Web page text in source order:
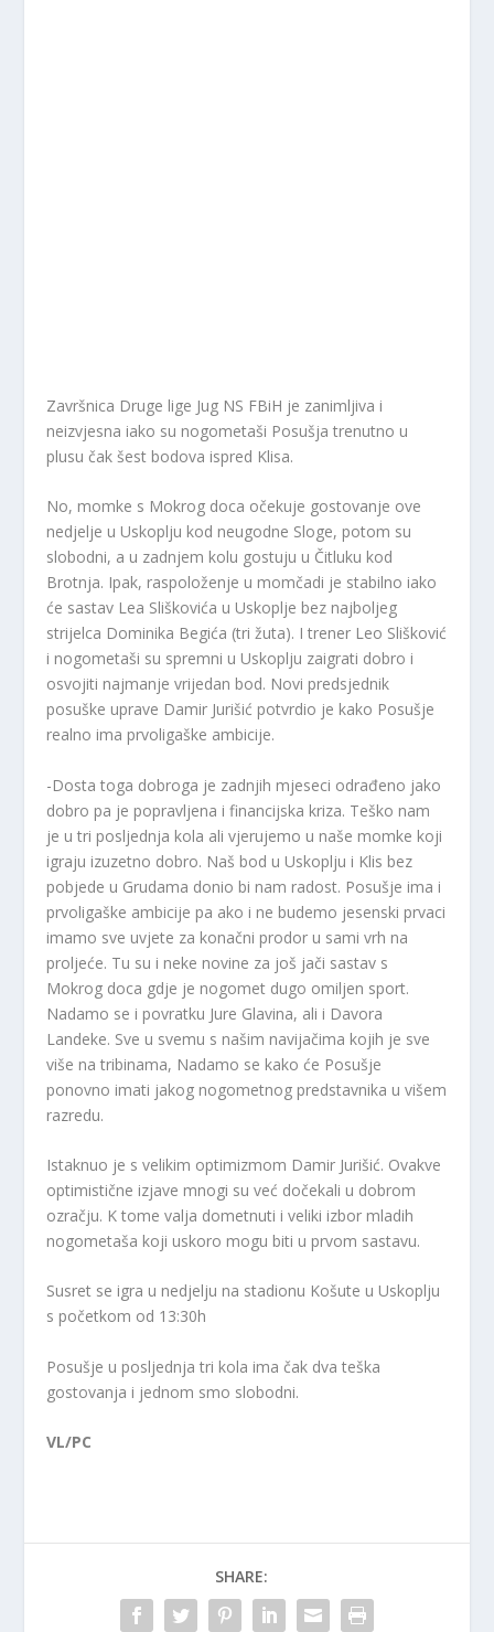
Završnica Druge lige Jug NS FBiH je zanimljiva i
neizvjesna iako su nogometaši Posušja trenutno u
plusu čak šest bodova ispred Klisa.
No, momke s Mokrog doca očekuje gostovanje ove
nedjelje u Uskoplju kod neugodne Sloge, potom su
slobodni, a u zadnjem kolu gostuju u Čitluku kod
Brotnja. Ipak, raspoloženje u momčadi je stabilno iako
će sastav Lea Sliškovića u Uskoplje bez najboljeg
strijelca Dominika Begića (tri žuta). I trener Leo Slišković
i nogometaši su spremni u Uskoplju zaigrati dobro i
osvojiti najmanje vrijedan bod. Novi predsjednik
posuške uprave Damir Jurišić potvrdio je kako Posušje
realno ima prvoligaške ambicije.
-Dosta toga dobroga je zadnjih mjeseci odrađeno jako
dobro pa je popravljena i financijska kriza. Teško nam
je u tri posljednja kola ali vjerujemo u naše momke koji
igraju izuzetno dobro. Naš bod u Uskoplju i Klis bez
pobjede u Grudama donio bi nam radost. Posušje ima i
prvoligaške ambicije pa ako i ne budemo jesenski prvaci
imamo sve uvjete za konačni prodor u sami vrh na
proljeće. Tu su i neke novine za još jači sastav s
Mokrog doca gdje je nogomet dugo omiljen sport.
Nadamo se i povratku Jure Glavina, ali i Davora
Landeke. Sve u svemu s našim navijačima kojih je sve
više na tribinama, Nadamo se kako će Posušje
ponovno imati jakog nogometnog predstavnika u višem
razredu.
Istaknuo je s velikim optimizmom Damir Jurišić. Ovakve
optimistične izjave mnogi su već dočekali u dobrom
ozračju. K tome valja dometnuti i veliki izbor mladih
nogometaša koji uskoro mogu biti u prvom sastavu.
Susret se igra u nedjelju na stadionu Košute u Uskoplju
s početkom od 13:30h
Posušje u posljednja tri kola ima čak dva teška
gostovanja i jednom smo slobodni.
VL/PC
SHARE: